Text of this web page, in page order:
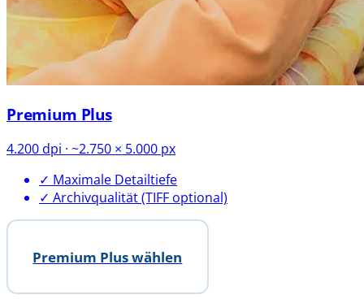
Premium Plus
4.200 dpi · ~2.750 × 5.000 px
✓ Maximale Detailtiefe
✓ Archivqualität (TIFF optional)
Premium Plus wählen